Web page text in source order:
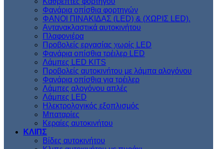
Φανάρια οπίσθια φορτηγών
ΦΑΝΟΙ ΠΙΝΑΚΙΔΑΣ (LED) & (XΩΡΙΣ LED).
Aντανακλαστικά αυτοκινήτου
Πλαφονιέρα
Προβολείς εργασίας χωρίς LED
Φανάρια οπίσθια τρέιλερ LED
Λάμπες LED KITS
Προβολείς αυτοκινήτου με λάμπα αλογόνου
Φανάρια οπίσθια για τρέιλερ
Λάμπες αλογόνου απλές
Λάμπες LED
Ηλεκτρολογικός εξοπλισμός
Μπαταρίες
Κεραίες αυτοκινήτου
ΚΛΙΠΣ
Βίδες αυτοκινήτου